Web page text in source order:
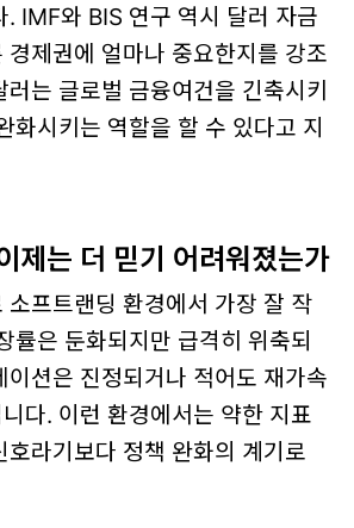
. IMF와 BIS 연구 역시 달러 자금
경제권에 얼마나 중요한지를 강조
러는 글로벌 금융여건을 긴축시키
화시키는 역할을 할 수 있다고 지
제는 더 믿기 어려워졌는가
소프트랜딩 환경에서 가장 잘 작
률은 둔화되지만 급격히 위축되
이션은 진정되거나 적어도 재가속
다. 이런 환경에서는 약한 지표
호라기보다 정책 완화의 계기 로